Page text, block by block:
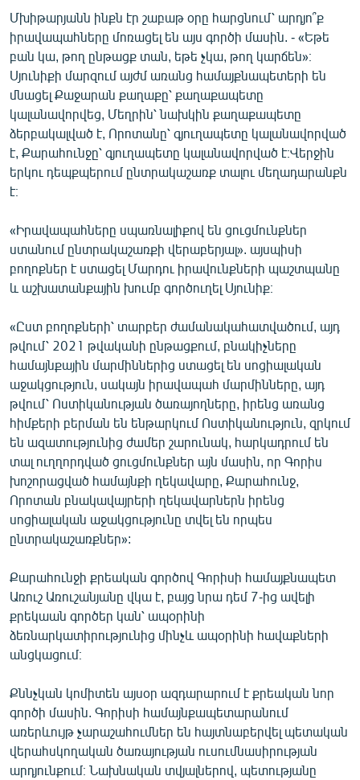
Մխիթարյանն ինքն էր շաբաթ օրը հարցնում՝ արդյո՞ք
իրավապահները մոռացել են այս գործի մասին. - «Եթե
բան կա, թող ընթացք տան, եթե չկա, թող կարճեն»։
Սյունիքի մարզում այժմ առանց համայքնապետերի են
մնացել Քաջարան քաղաքը՝ քաղաքապետը
կալանավորվեց, Մեղրին՝ նախկին քաղաքապետը
ձերբակալված է, Որոտանը՝ գյուղապետը կալանավորված
է, Քարահունջը՝ գյուղապետը կալանավորված է։Վերջին
երկու դեպքպերում ընտրակաշառք տալու մեղադարանքն
է։
«Իրավապահները սպառնալիքով են ցուցմունքներ
ստանում ընտրակաշառքի վերաբերյալ». այսպիսի
բողոքներ է ստացել Մարդու իրավունքների պաշտպանը
և աշխատանքային խումբ գործուղել Սյունիք։
«Ըստ բողոքների՝ տարբեր ժամանակահատվածում, այդ
թվում՝ 2021 թվականի ընթացքում, բնակիչները
համայնքային մարմիններից ստացել են սոցիալական
աջակցություն, սակայն իրավապահ մարմինները, այդ
թվում՝ Ոստիկանության ծառայողները, իրենց առանց
հիմքերի բերման են ենթարկում Ոստիկանություն, զրկում
են ազատությունից ժամեր շարունակ, հարկադրում են
տալ ուղղորդված ցուցմունքներ այն մասին, որ Գորիս
խոշորացված համայնքի ղեկավարը, Քարահունջ,
Որոտան բնակավայրերի ղեկավարներն իրենց
սոցիալական աջակցությունը տվել են որպես
ընտրակաշառքներ»:
Քարահունջի քրեական գործով Գորիսի համայքնապետ
Առուշ Առուշանյանը վկա է, բայց նրա դեմ 7-ից ավելի
քրեկաան գործեր կան՝ ապօրինի
ձեռնարկատիրությունից մինչև ապօրինի հավաքների
անցկացում։
Քննչկան կոմիտեն այսօր ազդարարում է քրեական նոր
գործի մասին. Գորիսի համայնքապետարանում
առերևույթ չարաշահումներ են հայտնաբերվել պետական
վերահսկողական ծառայության ուսումնասիրության
արդյունքում։ Նախնական տվյալներով, պետությանը